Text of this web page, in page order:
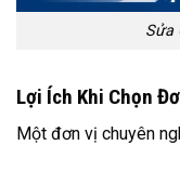
Sửa
Lợi Ích Khi Chọn
Một đơn vị chuyên